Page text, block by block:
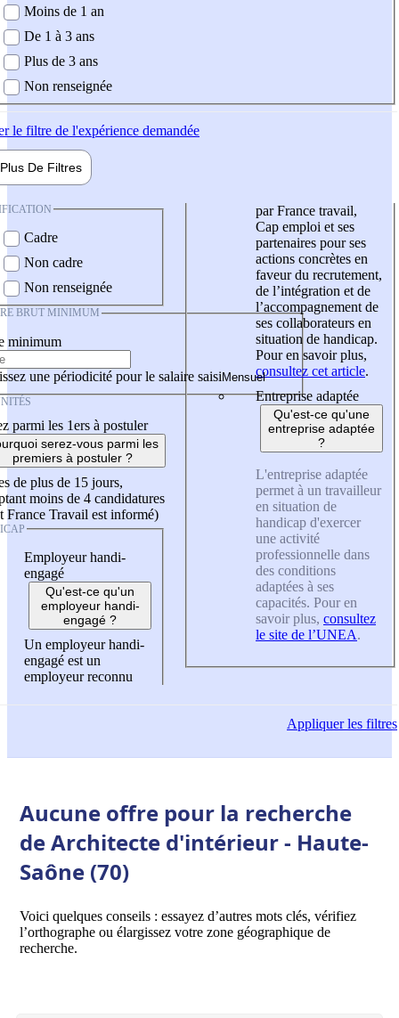
demandée
Moins de 1 an
De 1 à 3 ans
Plus de 3 ans
Non renseignée
le filtre de l'expérience demandée
Plus De Filtres
Cadre
Non cadre
Non renseignée
BRUT MINIMUM
minimum
une périodicité pour le salaire saisi
parmi les 1ers à postuler
serez-vous parmi les
premiers à postuler ?
de plus de 15 jours,
moins de 4 candidatures
France Travail est informé)
Employeur handi-
engagé
Qu'est-ce qu'un
employeur handi-
engagé ?
Un employeur handi-
engagé est un
employeur reconnu
par France travail,
Cap emploi et ses
partenaires pour ses
actions concrètes en
faveur du recrutement,
de l’intégration et de
l’accompagnement de
ses collaborateurs en
situation de handicap.
Pour en savoir plus,
consultez cet article.
Entreprise adaptée
Qu'est-ce qu'une
entreprise adaptée
?
L'entreprise adaptée
permet à un travailleur
en situation de
handicap d'exercer
une activité
professionnelle dans
des conditions
adaptées à ses
capacités. Pour en
savoir plus, consultez
le site de l’UNEA.
Appliquerles filtres
Aucune offre pour la recherche
de Architecte d'intérieur - Haute-
Saône (70)
Voici quelques conseils : essayez d’autres mots clés, vérifiez
l’orthographe ou élargissez votre zone géographique de
recherche.